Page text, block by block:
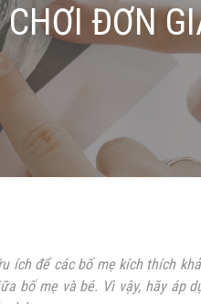
ĐƠN
ích để các bố mẹ kích thích
bố mẹ và bé. Vì vậy, hãy áp